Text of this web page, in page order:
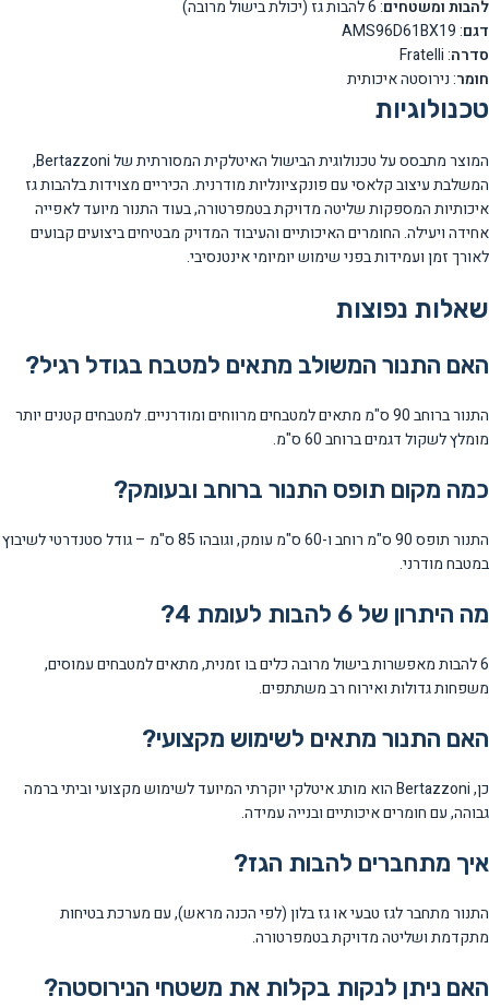
להבות ומשטחים: 6 להבות גז (יכולת בישול מרובה)
דגם: AMS96D61BX19
סדרה: Fratelli
חומר: נירוסטה איכותית
טכנולוגיות
המוצר מתבסס על טכנולוגית הבישול האיטלקית המסורתית של Bertazzoni,
המשלבת עיצוב קלאסי עם פונקציונליות מודרנית. הכיריים מצוידות בלהבות גז
איכותיות המספקות שליטה מדויקת בטמפרטורה, בעוד התנור מיועד לאפייה
אחידה ויעילה. החומרים האיכותיים והעיבוד המדויק מבטיחים ביצועים קבועים
לאורך זמן ועמידות בפני שימוש יומיומי אינטנסיבי.
שאלות נפוצות
האם התנור המשולב מתאים למטבח בגודל רגיל?
התנור ברוחב 90 ס"מ מתאים למטבחים מרווחים ומודרניים. למטבחים קטנים יותר
מומלץ לשקול דגמים ברוחב 60 ס"מ.
כמה מקום תופס התנור ברוחב ובעומק?
התנור תופס 90 ס"מ רוחב ו-60 ס"מ עומק, וגובהו 85 ס"מ – גודל סטנדרטי לשיבוץ
במטבח מודרני.
מה היתרון של 6 להבות לעומת 4?
6 להבות מאפשרות בישול מרובה כלים בו זמנית, מתאים למטבחים עמוסים,
משפחות גדולות ואירוח רב משתתפים.
האם התנור מתאים לשימוש מקצועי?
כן, Bertazzoni הוא מותג איטלקי יוקרתי המיועד לשימוש מקצועי וביתי ברמה
גבוהה, עם חומרים איכותיים ובנייה עמידה.
איך מתחברים להבות הגז?
התנור מתחבר לגז טבעי או גז בלון (לפי הכנה מראש), עם מערכת בטיחות
מתקדמת ושליטה מדויקת בטמפרטורה.
האם ניתן לנקות בקלות את משטחי הנירוסטה?